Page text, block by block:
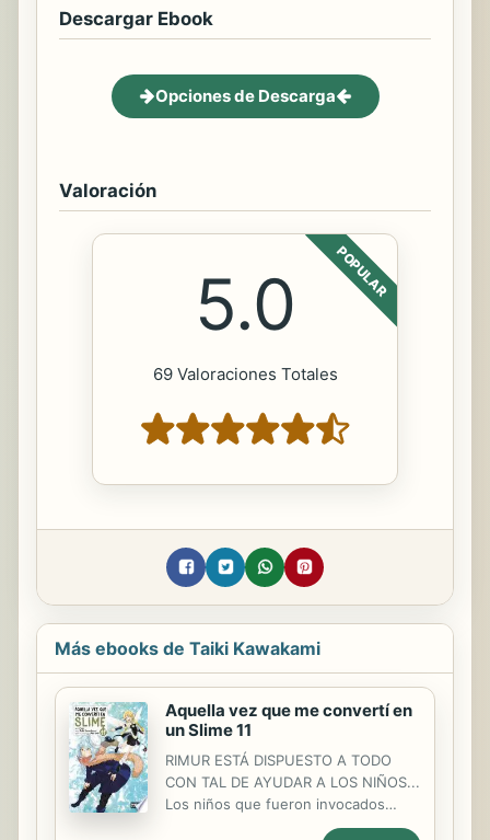
Descargar Ebook
Opciones de Descarga
Valoración
POPULAR
5.0
69 Valoraciones Totales
Más ebooks de Taiki Kawakami
Aquella vez que me convertí en
un Slime 11
RIMUR ESTÁ DISPUESTO A TODO
CON TAL DE AYUDAR A LOS NIÑOS...
Los niños que fueron invocados
mediante un ritual incompleto han